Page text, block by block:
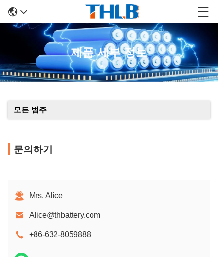
제품 세부 정보
모든 범주
문의하기
Mrs. Alice
Alice@thbattery.com
+86-632-8059888